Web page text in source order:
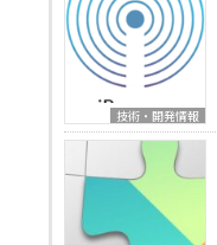
技術・開発情報